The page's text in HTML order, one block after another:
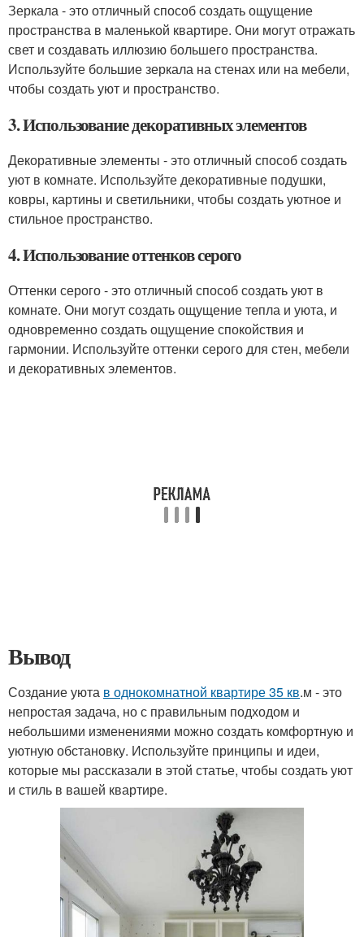
Зеркала - это отличный способ создать ощущение
пространства в маленькой квартире. Они могут отражать
свет и создавать иллюзию большего пространства.
Используйте большие зеркала на стенах или на мебели,
чтобы создать уют и пространство.
3. Использование декоративных элементов
Декоративные элементы - это отличный способ создать
уют в комнате. Используйте декоративные подушки,
ковры, картины и светильники, чтобы создать уютное и
стильное пространство.
4. Использование оттенков серого
Оттенки серого - это отличный способ создать уют в
комнате. Они могут создать ощущение тепла и уюта, и
одновременно создать ощущение спокойствия и
гармонии. Используйте оттенки серого для стен, мебели
и декоративных элементов.
Вывод
Создание уюта в однокомнатной квартире 35 кв.м - это
непростая задача, но с правильным подходом и
небольшими изменениями можно создать комфортную и
уютную обстановку. Используйте принципы и идеи,
которые мы рассказали в этой статье, чтобы создать уют
и стиль в вашей квартире.